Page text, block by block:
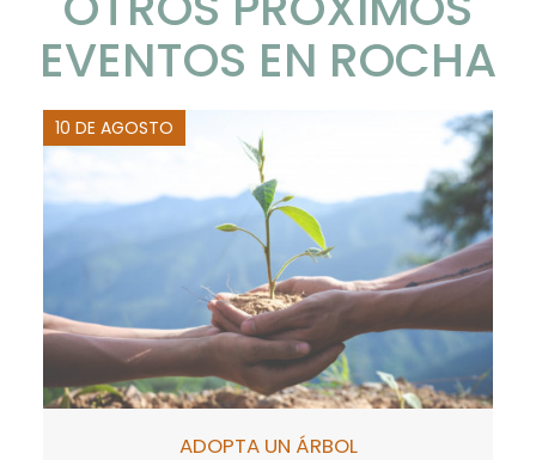
EVENTOS EN ROCHA
10 DE AGOSTO
ADOPTA UN ÁRBOL